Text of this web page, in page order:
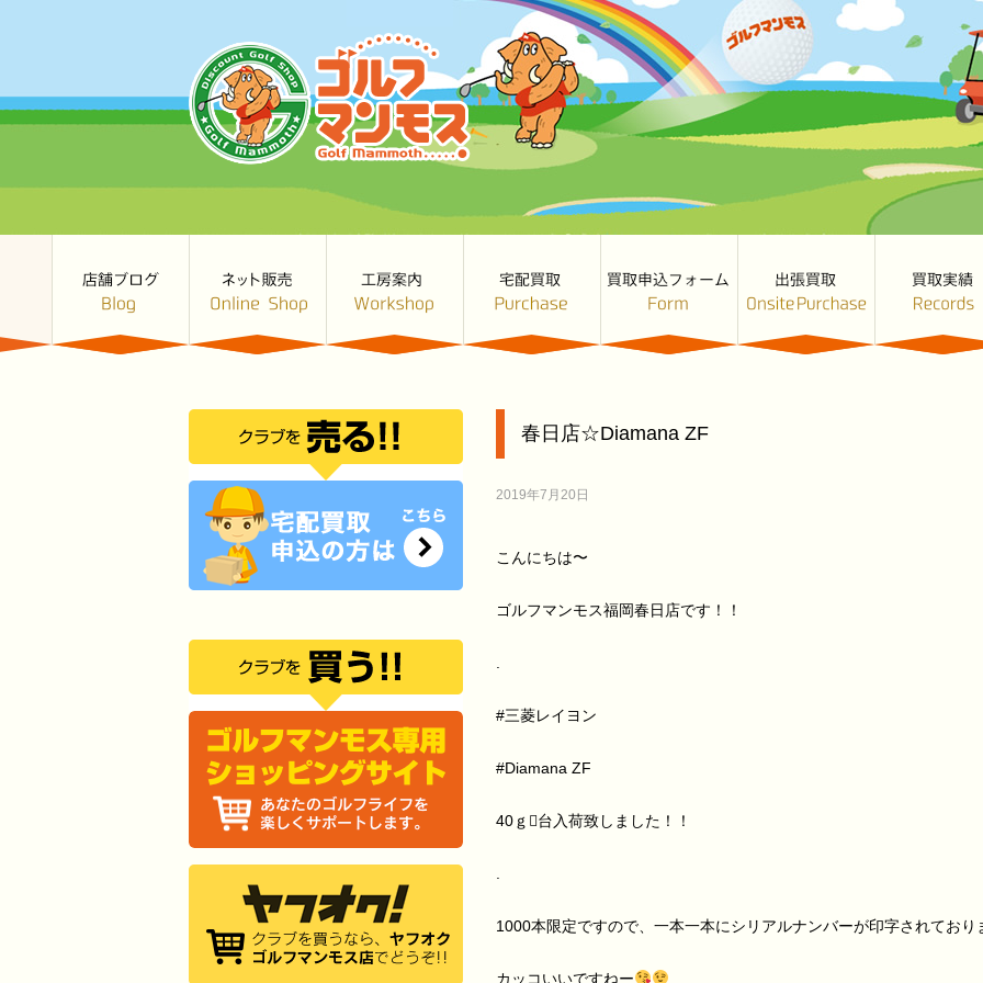
春日店☆Diamana ZF
2019年7月20日
こんにちは〜
ゴルフマンモス福岡春日店です！！
#三菱レイヨン
#Diamana ZF
40ｇ台入荷致しました！！
1000本限定ですので、一本一本にシリアルナンバーが印字されており
カッコいいですねー